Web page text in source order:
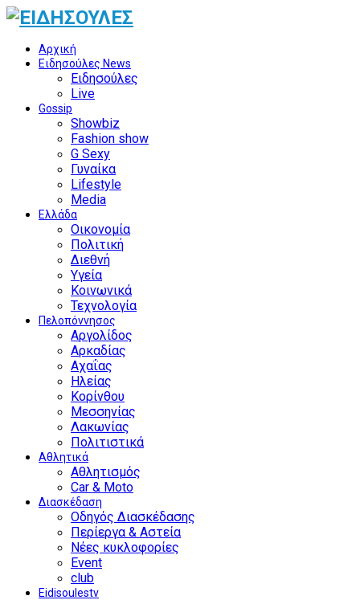
Αρχική
Ειδησούλες News
Ειδησούλες
Live
Gossip
Showbiz
Fashion show
G Sexy
Γυναίκα
Lifestyle
Media
Ελλάδα
Οικονομία
Πολιτική
Διεθνή
Υγεία
Κοινωνικά
Τεχνολογία
Πελοπόννησος
Αργολίδος
Αρκαδίας
Αχαΐας
Ηλείας
Κορίνθου
Μεσσηνίας
Λακωνίας
Πολιτιστικά
Αθλητικά
Αθλητισμός
Car & Moto
Διασκέδαση
Οδηγός Διασκέδασης
Περίεργα & Αστεία
Νέες κυκλοφορίες
Event
club
Eidisoulestv